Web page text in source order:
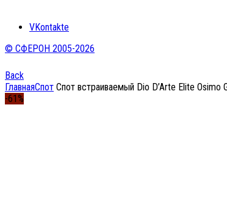
VKontakte
© СФЕРОН 2005-2026
Back
ГлавнаяСпот Спот встраиваемый Dio D’Arte Elite Osimo
-61%